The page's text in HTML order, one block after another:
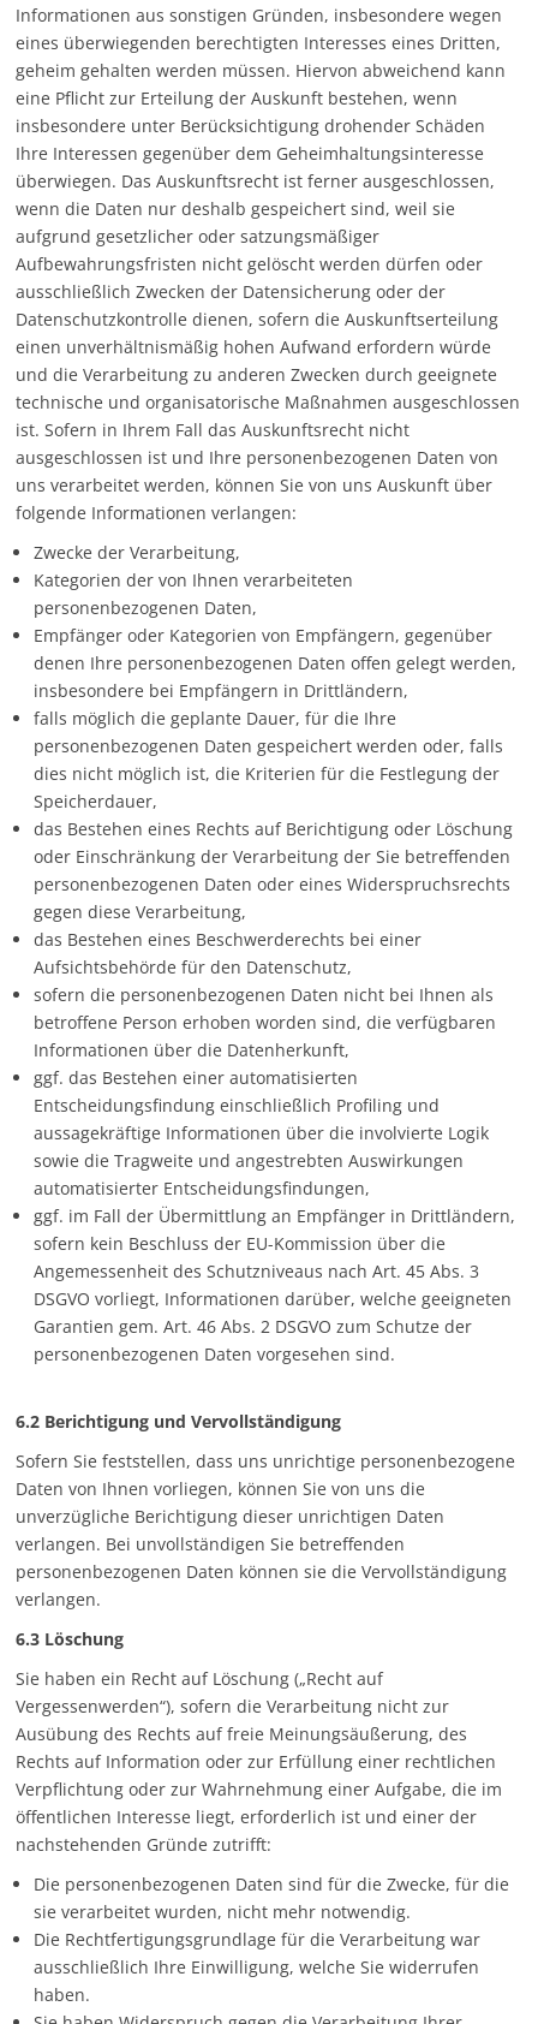
Informationen aus sonstigen Gründen, insbesondere wegen
eines überwiegenden berechtigten Interesses eines Dritten,
geheim gehalten werden müssen. Hiervon abweichend kann
eine Pflicht zur Erteilung der Auskunft bestehen, wenn
insbesondere unter Berücksichtigung drohender Schäden
Ihre Interessen gegenüber dem Geheimhaltungsinteresse
überwiegen. Das Auskunftsrecht ist ferner ausgeschlossen,
wenn die Daten nur deshalb gespeichert sind, weil sie
aufgrund gesetzlicher oder satzungsmäßiger
Aufbewahrungsfristen nicht gelöscht werden dürfen oder
ausschließlich Zwecken der Datensicherung oder der
Datenschutzkontrolle dienen, sofern die Auskunftserteilung
einen unverhältnismäßig hohen Aufwand erfordern würde
und die Verarbeitung zu anderen Zwecken durch geeignete
technische und organisatorische Maßnahmen ausgeschlossen
ist. Sofern in Ihrem Fall das Auskunftsrecht nicht
ausgeschlossen ist und Ihre personenbezogenen Daten von
uns verarbeitet werden, können Sie von uns Auskunft über
folgende Informationen verlangen:
Zwecke der Verarbeitung,
Kategorien der von Ihnen verarbeiteten
personenbezogenen Daten,
Empfänger oder Kategorien von Empfängern, gegenüber
denen Ihre personenbezogenen Daten offen gelegt werden,
insbesondere bei Empfängern in Drittländern,
falls möglich die geplante Dauer, für die Ihre
personenbezogenen Daten gespeichert werden oder, falls
dies nicht möglich ist, die Kriterien für die Festlegung der
Speicherdauer,
das Bestehen eines Rechts auf Berichtigung oder Löschung
oder Einschränkung der Verarbeitung der Sie betreffenden
personenbezogenen Daten oder eines Widerspruchsrechts
gegen diese Verarbeitung,
das Bestehen eines Beschwerderechts bei einer
Aufsichtsbehörde für den Datenschutz,
sofern die personenbezogenen Daten nicht bei Ihnen als
betroffene Person erhoben worden sind, die verfügbaren
Informationen über die Datenherkunft,
ggf. das Bestehen einer automatisierten
Entscheidungsfindung einschließlich Profiling und
aussagekräftige Informationen über die involvierte Logik
sowie die Tragweite und angestrebten Auswirkungen
automatisierter Entscheidungsfindungen,
ggf. im Fall der Übermittlung an Empfänger in Drittländern,
sofern kein Beschluss der EU-Kommission über die
Angemessenheit des Schutzniveaus nach Art. 45 Abs. 3
DSGVO vorliegt, Informationen darüber, welche geeigneten
Garantien gem. Art. 46 Abs. 2 DSGVO zum Schutze der
personenbezogenen Daten vorgesehen sind.
6.2 Berichtigung und Vervollständigung
Sofern Sie feststellen, dass uns unrichtige personenbezogene
Daten von Ihnen vorliegen, können Sie von uns die
unverzügliche Berichtigung dieser unrichtigen Daten
verlangen. Bei unvollständigen Sie betreffenden
personenbezogenen Daten können sie die Vervollständigung
verlangen.
6.3 Löschung
Sie haben ein Recht auf Löschung („Recht auf
Vergessenwerden“), sofern die Verarbeitung nicht zur
Ausübung des Rechts auf freie Meinungsäußerung, des
Rechts auf Information oder zur Erfüllung einer rechtlichen
Verpflichtung oder zur Wahrnehmung einer Aufgabe, die im
öffentlichen Interesse liegt, erforderlich ist und einer der
nachstehenden Gründe zutrifft:
Die personenbezogenen Daten sind für die Zwecke, für die
sie verarbeitet wurden, nicht mehr notwendig.
Die Rechtfertigungsgrundlage für die Verarbeitung war
ausschließlich Ihre Einwilligung, welche Sie widerrufen
haben.